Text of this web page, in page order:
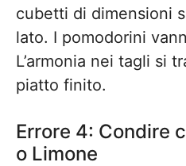
cubetti di dimensioni
lato. I pomodorini
L’armonia nei tagli si
piatto finito.
Errore 4: Condire
o Limone